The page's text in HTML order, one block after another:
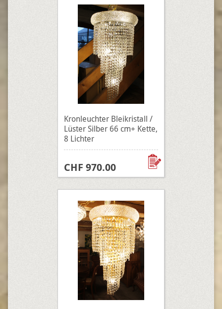
Kronleuchter Bleikristall /
Lüster Silber 66 cm+ Kette,
8 Lichter
CHF 970.00